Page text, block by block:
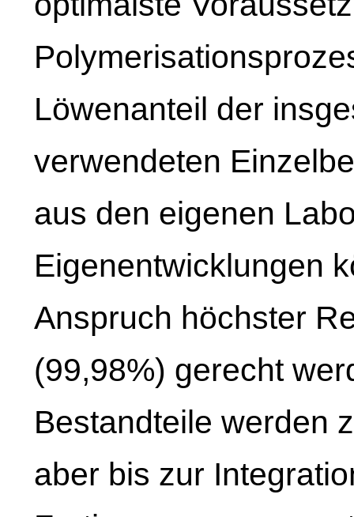
Löwenanteil der
verwendeten
aus den eigenen
Eigenentwicklungen
Anspruch höchster
(99,98%) gerecht
Bestandteile werden
aber bis zur